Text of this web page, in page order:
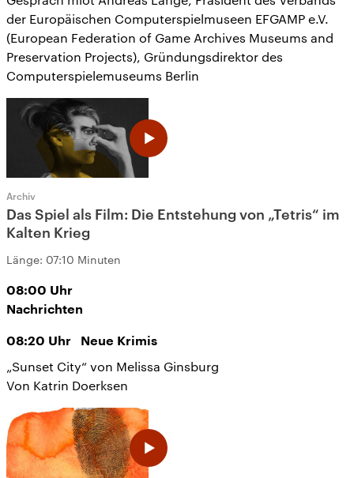
der Europäischen Computerspielmuseen EFGAMP e.V.
(European Federation of Game Archives Museums and
Preservation Projects), Gründungsdirektor des
Computerspielemuseums Berlin
Archiv
Das Spiel als Film: Die Entstehung von „Tetris“ im
Kalten Krieg
Länge: 07:10 Minuten
08:00 Uhr
Nachrichten
08:20 Uhr Neue Krimis
„Sunset City“ von Melissa Ginsburg
Von Katrin Doerksen